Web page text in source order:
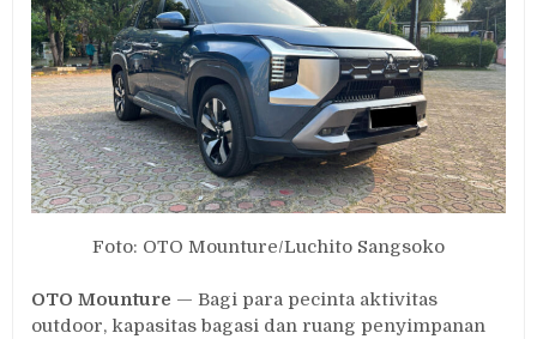
70L
hingga
Tenda,
Mitsubishi
Destinator
Dibuat
untuk
Petualangan
Foto: OTO Mounture/Luchito Sangsoko
OTO Mounture — Bagi para pecinta aktivitas
outdoor, kapasitas bagasi dan ruang penyimpanan